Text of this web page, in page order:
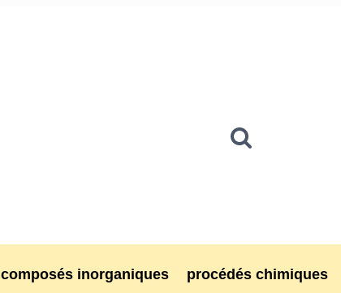
composés inorganiques procédés chimiques